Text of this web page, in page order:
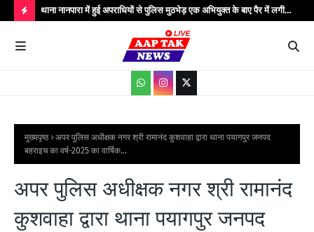
O
S
थाना नानपारा में हुई अपराधियों से पुलिस मुठभेड़ एक अभियुक्त के बाए पैर में लगी
गोली बिजली के तार चोरी के गिरोह के कुल पाँच अपराधी गिरफ्तार मौके पर पुलिस
अधीक्षक बहराइच सहित अधिकारीगण मौजूद...
मुख्यपृष्ठ
अपर पुलिस अधीक्षक नगर श्री रामानंद कुशवाहा द्वारा थाना पयागपुर जनपद
बहराइच का वर्ष-2025 का वार्षिक...
अपर पुलिस अधीक्षक नगर श्री रामानंद
कुशवाहा द्वारा थाना पयागपुर जनपद